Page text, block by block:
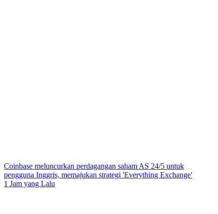
Coinbase meluncurkan perdagangan saham AS 24/5 untuk
pengguna Inggris, memajukan strategi 'Everything Exchange'
1 Jam yang Lalu